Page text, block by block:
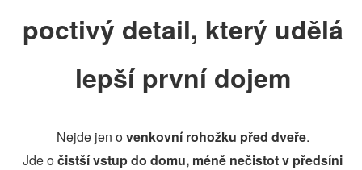
poctivý detail, který udělá
lepší první dojem
Nejde jen ovenkovní rohožku před dveře.
Jde očistší vstup do domu, méně nečistot v předsíni